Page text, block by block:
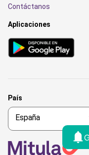
Contáctanos
Aplicaciones
País